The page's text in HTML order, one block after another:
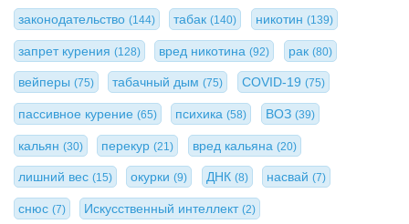
законодательство (144) табак(140) никотин (139)
запрет курения (128) вред никотина(92) рак (80)
вейперы (75) табачный дым(75) COVID-19 (75)
пассивное курение (65) психика(58) ВОЗ (39)
кальян (30) перекур(21) вред кальяна (20)
лишний вес (15) окурки(9) ДНК (8) насвай(7)
снюс (7) Искусственный интеллект(2)